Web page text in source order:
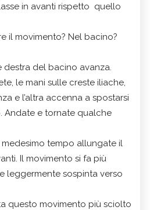
in avanti rispetto quello
il movimento? Nel bacino?
destra del bacino avanza.
le mani sulle creste iliache,
e l’altra accenna a spostarsi
Andate e tornate qualche
medesimo tempo allungate il
Il movimento si fa più
leggermente sospinta verso
questo movimento più sciolto